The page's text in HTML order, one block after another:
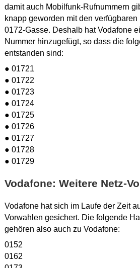
damit auch Mobilfunk-Rufnummern
knapp geworden mit den
0172-Gasse. Deshalb hat Vodafone
Nummer hinzugefügt, so dass die
entstanden sind:
● 01721
● 01722
● 01723
● 01724
● 01725
● 01726
● 01727
● 01728
● 01729
Vodafone: Weitere Netz-
Vodafone hat sich im Laufe der Zeit
Vorwahlen gesichert. Die folgende
gehören also auch zu Vodafone:
0152
0162